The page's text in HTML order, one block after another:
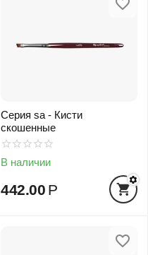
Серия sa - Кисти
скошенные
В наличии
442.00 Р